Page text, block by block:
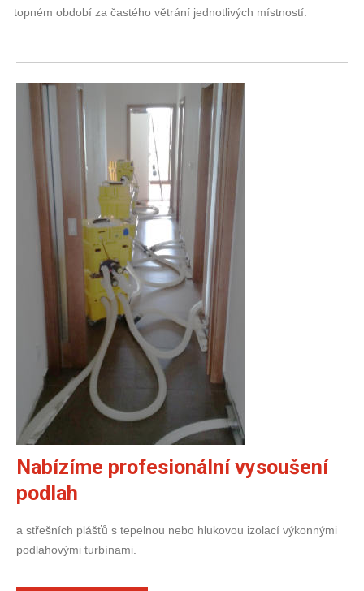
topném období za častého větrání jednotlivých místností.
Nabízíme profesionální vysoušení
podlah
a střešních plášťů s tepelnou nebo hlukovou izolací výkonnými
podlahovými turbínami.